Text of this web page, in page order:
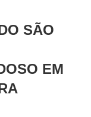
SÃO
EM